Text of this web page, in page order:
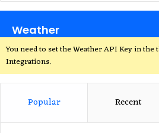
Weather
You need to set the Weather API Key in
Integrations.
Popular Recent